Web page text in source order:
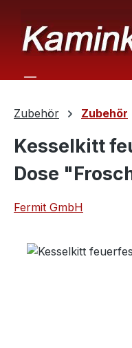
Zubehör Zubehör
Kesselkitt
Dose
Fermit GmbH
Bildergalerie